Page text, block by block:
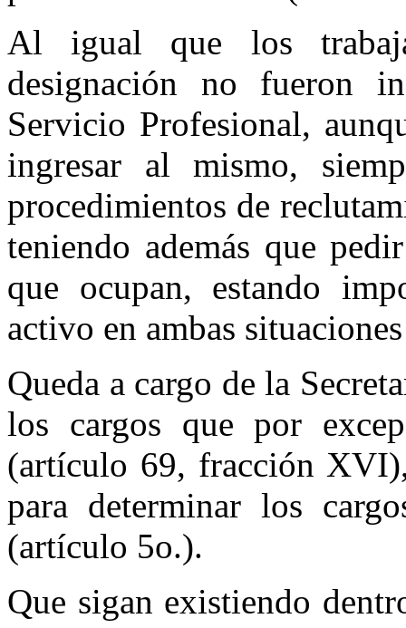
Al igual que los
designación no fueron
Servicio Profesional,
ingresar al mismo,
procedimientos de
teniendo además que
que ocupan, estando
activo en ambas
Queda a cargo de la
los cargos que por
(artículo 69, fracción
para determinar los
(artículo 5o.).
Que sigan existiendo